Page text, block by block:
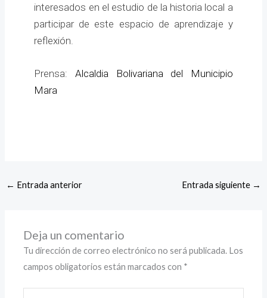
interesados en el estudio de la historia local a
participar de este espacio de aprendizaje y
reflexión.
Prensa: Alcaldia Bolivariana del Municipio
Mara
← Entrada anterior Entrada siguiente →
Deja un comentario
Tu dirección de correo electrónico no será publicada. Los
campos obligatorios están marcados con *